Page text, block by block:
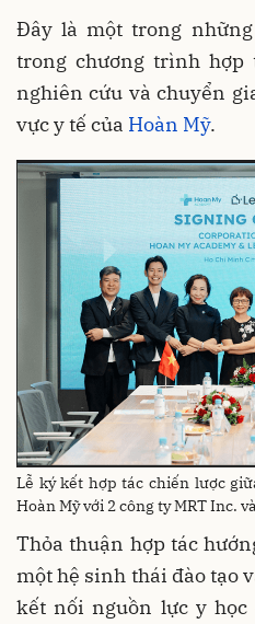
Đây là một trong
trong chương trình hợp
nghiên cứu và chuyển
vực y tế của Hoàn Mỹ.
Lễ ký kết hợp tác chiến lược
Hoàn Mỹ với 2 công ty MRT Inc.
Thỏa thuận hợp tác
một hệ sinh thái đào tạo
kết nối nguồn lực y học